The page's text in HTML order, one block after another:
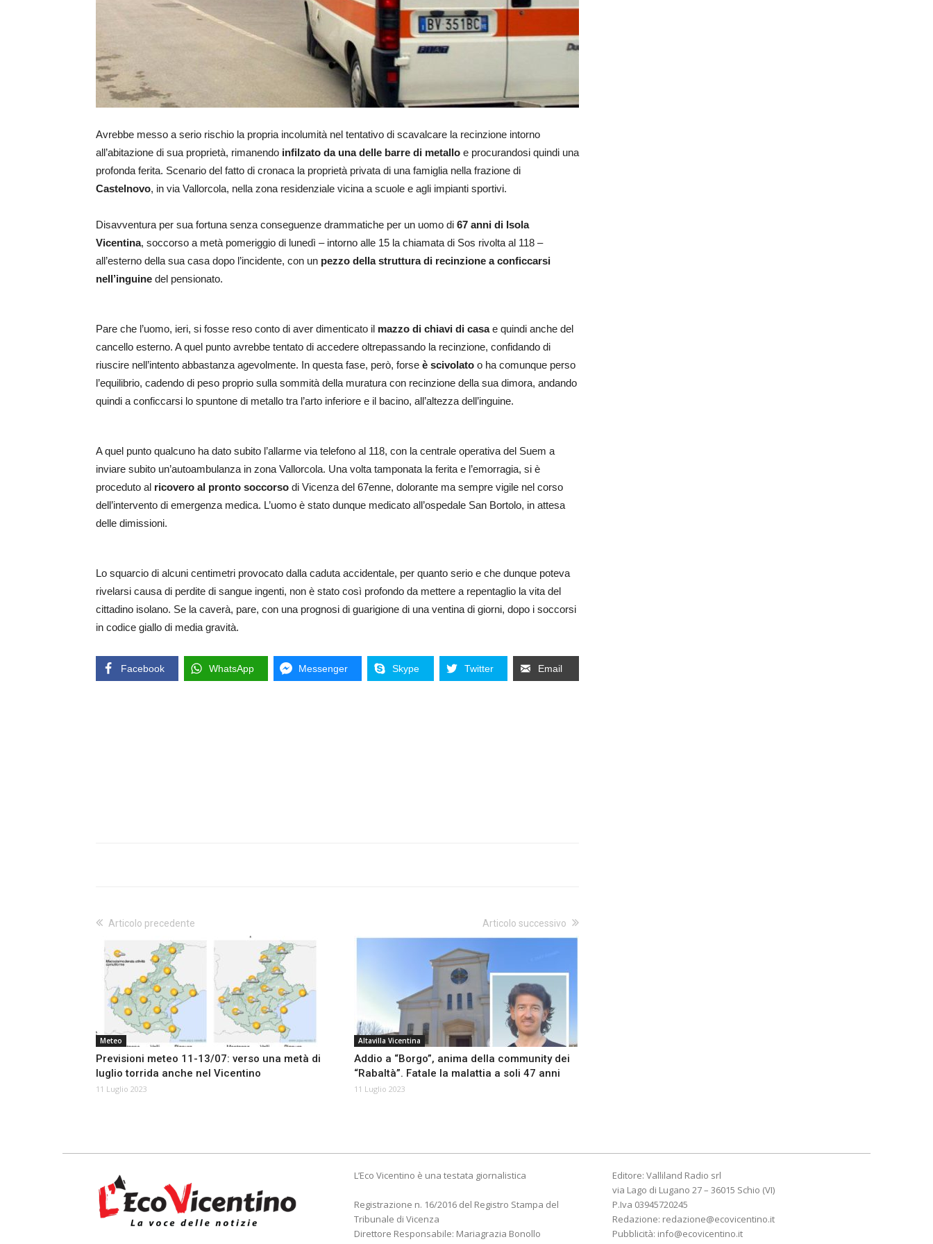
Avrebbe messo a serio rischio la propria incolumità nel tentativo di scavalcare la recinzione intorno
all’abitazione di sua proprietà, rimanendo infilzato da una delle barre di metallo e procurandosi quindi una
profonda ferita. Scenario del fatto di cronaca la proprietà privata di una famiglia nella frazione di
Castelnovo, in via Vallorcola, nella zona residenziale vicina a scuole e agli impianti sportivi.
Disavventura per sua fortuna senza conseguenze drammatiche per un uomo di 67 anni di Isola
Vicentina, soccorso a metà pomeriggio di lunedì – intorno alle 15 la chiamata di Sos rivolta al 118 –
all’esterno della sua casa dopo l’incidente, con un pezzo della struttura di recinzione a conficcarsi
nell’inguine del pensionato.
Pare che l’uomo, ieri, si fosse reso conto di aver dimenticato il mazzo di chiavi di casae quindi anche del
cancello esterno. A quel punto avrebbe tentato di accedere oltrepassando la recinzione, confidando di
riuscire nell’intento abbastanza agevolmente. In questa fase, però, forse è scivolato o ha comunque perso
l’equilibrio, cadendo di peso proprio sulla sommità della muratura con recinzione della sua dimora, andando
quindi a conficcarsi lo spuntone di metallo tra l’arto inferiore e il bacino, all’altezza dell’inguine.
A quel punto qualcuno ha dato subito l’allarme via telefono al 118, con la centrale operativa del Suem a
inviare subito un’autoambulanza in zona Vallorcola. Una volta tamponata la ferita e l’emorragia, si è
proceduto al ricovero al pronto soccorso di Vicenza del 67enne, dolorante ma sempre vigile nel corso
dell’intervento di emergenza medica. L’uomo è stato dunque medicato all’ospedale San Bortolo, in attesa
delle dimissioni.
Lo squarcio di alcuni centimetri provocato dalla caduta accidentale, per quanto serio e che dunque poteva
rivelarsi causa di perdite di sangue ingenti, non è stato così profondo da mettere a repentaglio la vita del
cittadino isolano. Se la caverà, pare, con una prognosi di guarigione di una ventina di giorni, dopo i soccorsi
in codice giallo di media gravità.
Facebook WhatsApp Messenger Skype Twitter Email
Articolo precedente
Meteo
Previsioni meteo 11-13/07: verso una metà di
luglio torrida anche nel Vicentino
11 Luglio 2023
Articolo successivo
Altavilla Vicentina
Addio a “Borgo”, anima della community dei
“Rabaltà”. Fatale la malattia a soli 47 anni
11 Luglio 2023
L’Eco Vicentino è una testata giornalistica
Registrazione n. 16/2016 del Registro Stampa del
Tribunale di Vicenza
Direttore Responsabile: Mariagrazia Bonollo
Editore: Valliland Radio srl
via Lago di Lugano 27 – 36015 Schio (VI)
P.Iva 03945720245
Redazione: redazione@ecovicentino.it
Pubblicità: info@ecovicentino.it